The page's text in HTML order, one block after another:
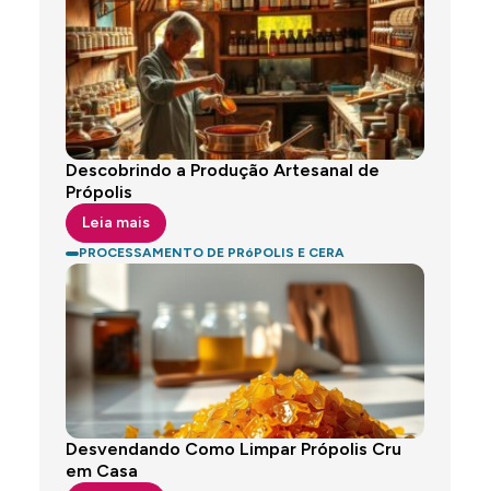
Descobrindo a Produção Artesanal de
Própolis
Leia mais
PROCESSAMENTO DE PRóPOLIS E CERA
Desvendando Como Limpar Própolis Cru
em Casa